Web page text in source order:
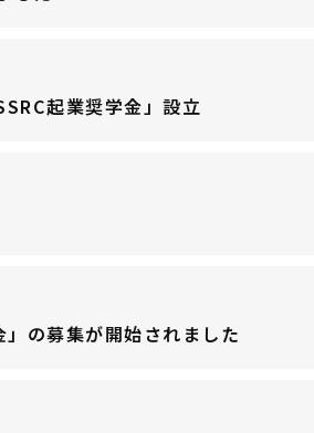
起業奨学金」設立
の募集が開始されました